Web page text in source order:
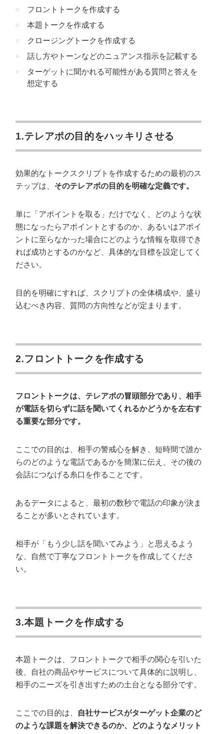
StockSun株式会社 〒160-0023 東京都新宿区西新宿3丁目8番3号 新
都心丸善ビル7階
フロントトークを作成する
本題トークを作成する
クロージングトークを作成する
話し方やトーンなどのニュアンス指示を記載する
ターゲットに聞かれる可能性がある質問と答えを
想定する
1.テレアポの目的をハッキリさせる
効果的なトークスクリプトを作成するための最初のス
テップは、 そのテレアポの目的を明確な定義です。
単に「アポイントを取る」だけでなく、どのような状
態になったらアポイントとするのか、あるいはアポイ
ントに至らなかった場合にどのような情報を取得でき
れば成功とするのかなど、具体的な目標を設定してく
ださい。
目的を明確にすれば、スクリプトの全体構成や、盛り
込むべき内容、質問の方向性などが定まります。
2.フロントトークを作成する
フロントトークは、テレアポの冒頭部分であり、相手
が電話を切らずに話を聞いてくれるかどうかを左右す
る重要な部分です。
ここでの目的は、相手の警戒心を解き、短時間で誰か
らのどのような電話であるかを簡潔に伝え、その後の
会話につなげる糸口を作ることです。
あるデータによると、最初の数秒で電話の印象が決ま
ることが多いとされています。
相手が「もう少し話を聞いてみよう」と思えるよう
な、自然で丁寧なフロントトークを作成してくださ
い。
3.本題トークを作成する
本題トークは、フロントトークで相手の関心を引いた
後、自社の商品やサービスについて具体的に説明し、
相手のニーズを引き出すための土台となる部分です。
ここでの目的は、
自社サービスがターゲット企業のど
のような課題を解決できるのか、どのようなメリット